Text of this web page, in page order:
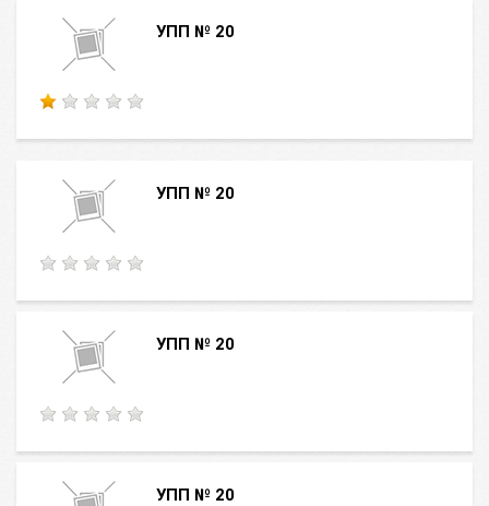
УПП № 20
УПП № 20
УПП № 20
УПП № 20